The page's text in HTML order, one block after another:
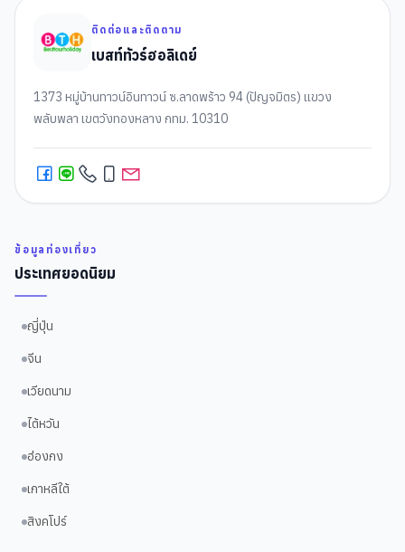
ติดต่อและติดตาม
เบสท์ทัวร์ฮอลิเดย์
1373 หมู่บ้านทาวน์อินทาวน์ ซ.ลาดพร้าว 94 (ปัญจมิตร) แขวง
พลับพลา เขตวังทองหลาง กทม. 10310
ข้อมูลท่องเที่ยว
ประเทศยอดนิยม
ญี่ปุ่น
จีน
เวียดนาม
ไต้หวัน
ฮ่องกง
เกาหลีใต้
สิงคโปร์